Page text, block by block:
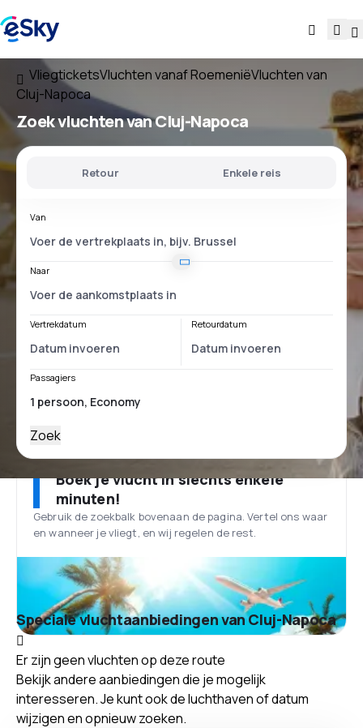
VliegticketsVluchten vanaf RoemeniëVluchten van
Cluj-Napoca
Zoek vluchtenvan Cluj-Napoca
Retour Enkele reis
Van
Naar
Vertrekdatum Retourdatum
Passagiers
Zoek
Boek je vlucht in slechts enkele
minuten!
Gebruik de zoekbalk bovenaan de pagina. Vertel ons waar
en wanneer je vliegt, en wij regelen de rest.
Speciale vluchtaanbiedingen van Cluj-Napoca
Er zijn geen vluchten op deze route
Bekijk andere aanbiedingen die je mogelijk
interesseren. Je kunt ook de luchthaven of datum
wijzigen en opnieuw zoeken.